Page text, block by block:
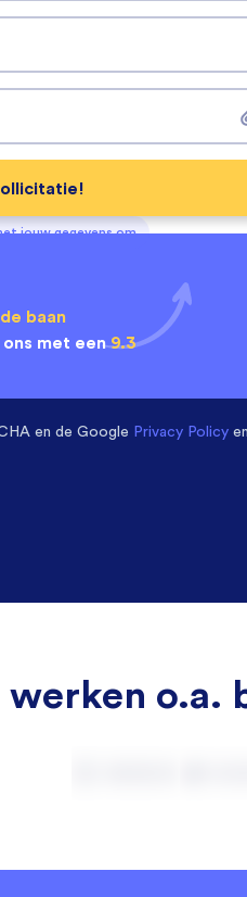
jouw gegevens om
baan
met een9.3
en de Google Privacy Policy en
o.a.